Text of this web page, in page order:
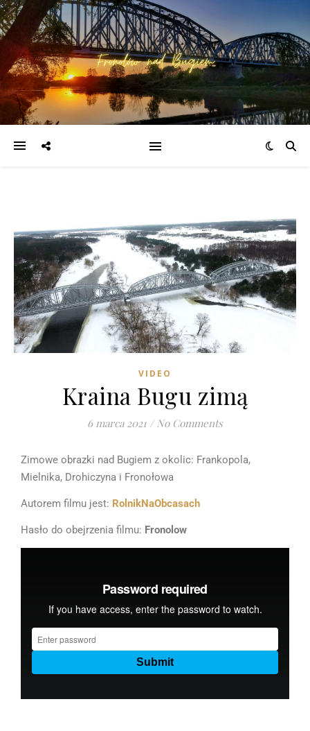
VIDEO
Kraina Bugu zimą
6 marca 2021 / No Comments
Zimowe obrazki nad Bugiem z okolic: Frankopola,
Mielnika, Drohiczyna i Fronołowa
Autorem filmu jest: RolnikNaObcasach
Hasło do obejrzenia filmu: Fronolow